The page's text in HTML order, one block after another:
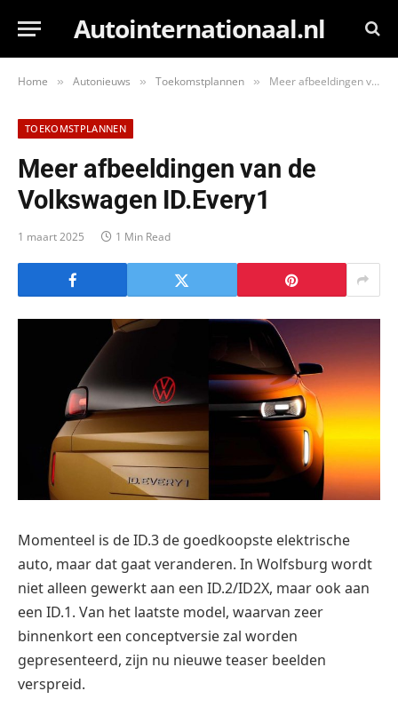
Autointernationaal.nl
Home » Autonieuws » Toekomstplannen » Meer afbeeldingen van de Volkswagen ID.Every1
TOEKOMSTPLANNEN
Meer afbeeldingen van de
Volkswagen ID.Every1
1 maart 2025 1 Min Read
Momenteel is de ID.3 de goedkoopste elektrische
auto, maar dat gaat veranderen. In Wolfsburg wordt
niet alleen gewerkt aan een ID.2/ID2X, maar ook aan
een ID.1. Van het laatste model, waarvan zeer
binnenkort een conceptversie zal worden
gepresenteerd, zijn nu nieuwe teaser beelden
verspreid.